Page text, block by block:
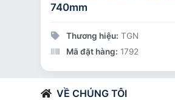
740mm
Thương hiệu: TGN
Mã đặt hàng: 1792
VỀ CHÚNG TÔI